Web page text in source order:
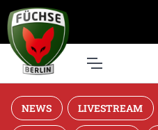
NEWS LIVESTREAM